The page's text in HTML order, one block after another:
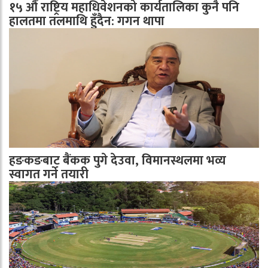
१५ औँ राष्ट्रिय महाधिवेशनको कार्यतालिका कुनै पनि
हालतमा तलमाथि हुँदैन: गगन थापा
हङकङबाट बैंकक पुगे देउवा, विमानस्थलमा भव्य
स्वागत गर्ने तयारी